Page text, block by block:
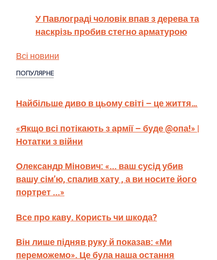
У Павлограді чоловік впав з дерева та
наскрізь пробив стегно арматурою
Всі новини
ПОПУЛЯРНЕ
Найбільше диво в цьому світі – це життя…
«Якщо всі потікають з армії – буде @опа!» |
Нотатки з війни
Олександр Мінович: «... ваш сусід убив
вашу сім’ю, спалив хату , а ви носите його
портрет ...»
Все про каву. Користь чи шкода?
Він лише підняв руку й показав: «Ми
переможемо». Це була наша остання